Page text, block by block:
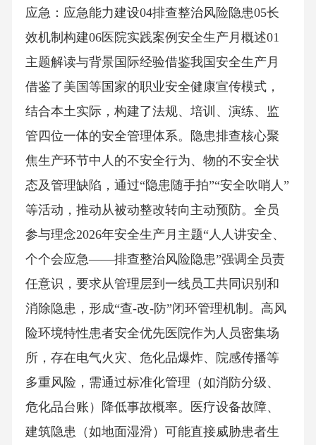
应急：应急能力建设04排查整治风险隐患05长
效机制构建06医院实践案例安全生产月概述01
主题解读与背景国际经验借鉴我国安全生产月
借鉴了美国等国家的职业安全健康宣传模式，
结合本土实际，构建了法规、培训、演练、监
管四位一体的安全管理体系。隐患排查核心聚
焦生产环节中人的不安全行为、物的不安全状
态及管理缺陷，通过“隐患随手拍”“安全吹哨人”
等活动，推动从被动整改转向主动预防。全员
参与理念2026年安全生产月主题“人人讲安全、
个个会应急——排查整治风险隐患”强调全员责
任意识，要求从管理层到一线员工共同识别和
消除隐患，形成“查-改-防”闭环管理机制。高风
险环境特性患者安全优先医院作为人员密集场
所，存在电气火灾、危化品爆炸、院感传播等
多重风险，需通过标准化管理（如消防分级、
危化品台账）降低事故概率。医疗设备故障、
建筑隐患（如地面湿滑）可能直接威胁患者生